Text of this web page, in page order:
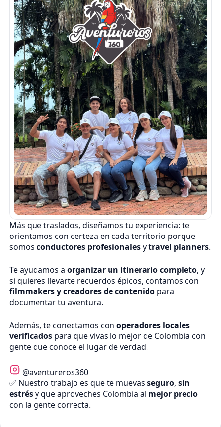
Más que traslados, diseñamos tu experiencia: te
orientamos con certeza en cada territorio porque
somos conductores profesionalesytravel planners.
Te ayudamos a organizar un itinerario completo, y
si quieres llevarte recuerdos épicos, contamos con
filmmakers y creadores de contenidopara
documentar tu aventura.
Además, te conectamos con operadores locales
verificadospara que vivas lo mejor de Colombia con
gente que conoce el lugar de verdad.
@aventureros360
✅ Nuestro trabajo es que te muevas seguro, sin
estrésy que aproveches Colombia al mejor precio
con la gente correcta.